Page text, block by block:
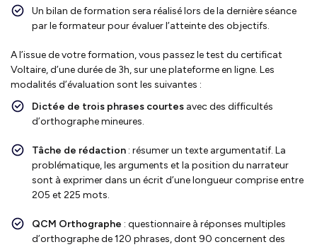
Un bilan de formation sera réalisé lors de la dernière séance
par le formateur pour évaluer l’atteinte des objectifs.
A l’issue de votre formation, vous passez le test du certificat
Voltaire, d’une durée de 3h, sur une plateforme en ligne. Les
modalités d’évaluation sont les suivantes :
Dictée de trois phrases courtes avec des difficultés
d’orthographe mineures.
Tâche de rédaction : résumer un texte argumentatif. La
problématique, les arguments et la position du narrateur
sont à exprimer dans un écrit d’une longueur comprise entre
205 et 225 mots.
QCM Orthographe : questionnaire à réponses multiples
d’orthographe de 120 phrases, dont 90 concernent des